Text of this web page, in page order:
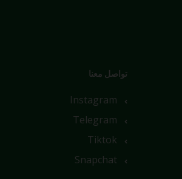
تواصل معنا
Instagram
Telegram
Tiktok
Snapchat